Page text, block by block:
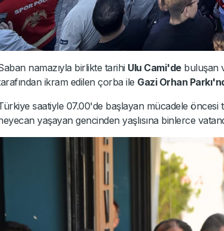
namazıyla birlikte tarihi Ulu Cami'debuluşan
ikram edilen çorba ile Gazi Orhan
saatiyle 07.00'de başlayan mücadele
yaşayan gencinden yaşlısına binlerce